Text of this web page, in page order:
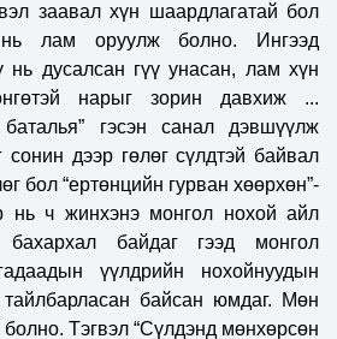
заавал хүн шаардлагатай бол
нь лам оруулж болно. Ингээд
нь дусалсан гүү унасан, лам хүн
нарыг зорин давхиж ...
баталья” гэсэн санал дэвшүүлж
дээр гөлөг сүлдтэй байвал
бол “ертөнцийн гурван хөөрхөн”-
нь ч жинхэнэ монгол нохой айл
байдаг гээд монгол
үүлдрийн нохойнуудын
тайлбарласан байсан юмдаг. Мөн
Тэгвэл “Сүлдэнд мөнхөрсөн